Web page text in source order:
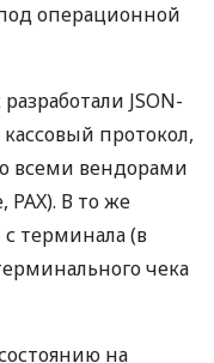
операционной
JSON-
протокол,
всеми вендорами
PAX). В то же
терминала (в
чека
на